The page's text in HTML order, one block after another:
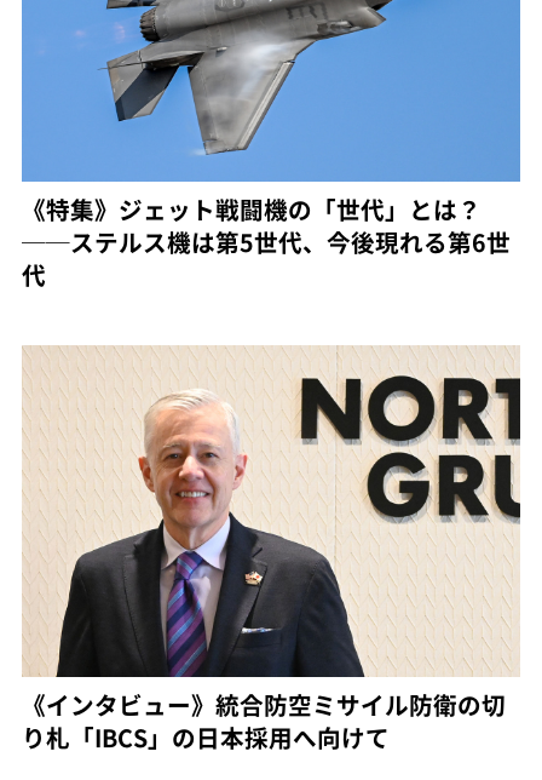
《特集》ジェット戦闘機の「世代」とは？
──ステルス機は第5世代、今後現れる第6世
代
《インタビュー》統合防空ミサイル防衛の切
り札「IBCS」の日本採用へ向けて